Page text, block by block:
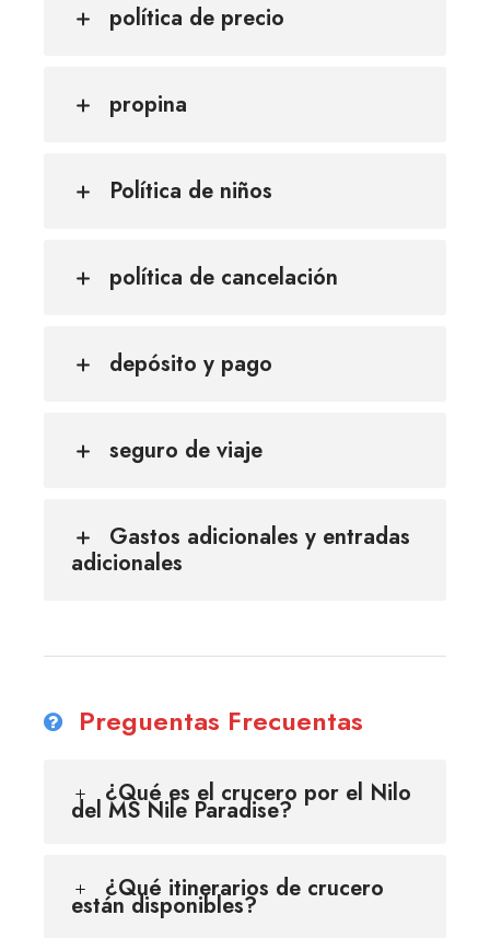
política de precio
propina
Política de niños
política de cancelación
depósito y pago
seguro de viaje
Gastos adicionales y entradas
adicionales
Preguentas Frecuentas
¿Qué es el crucero por el Nilo
del MS Nile Paradise?
¿Qué itinerarios de crucero
están disponibles?